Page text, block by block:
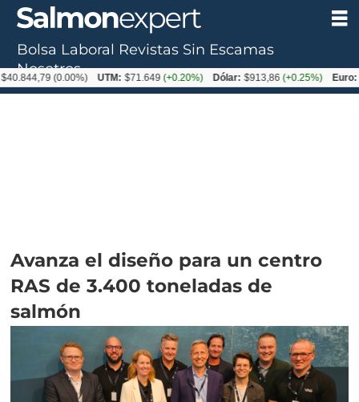
Avanza el diseño para un centro
RAS de 3.400 toneladas de
salmón
Bolsa Laboral Revistas Sin Escamas
Nosotros
(0.00%) UTM: $71.649(+0.20%) Dólar: $913,86(+0.25%) Euro: